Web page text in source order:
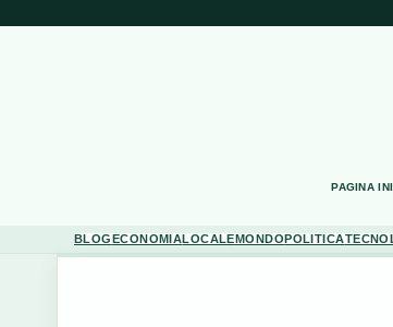
PAGINA
BLOGECONOMIALOCALEMONDOPOLITICA